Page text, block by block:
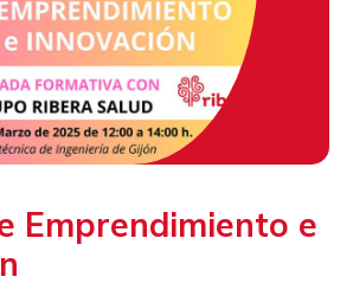
Emprendimiento e